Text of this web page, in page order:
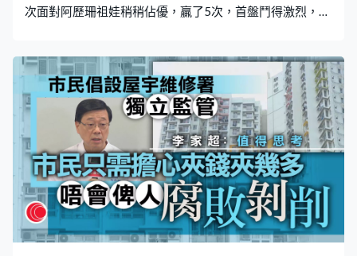
次面對阿歷珊祖娃稍稍佔優，贏了5次，首盤鬥得激烈，各
盤數。 月底展開的美網爭取三連霸，莎芭蓮卡希望催谷狀
態，不過要連續兩項賽事16強出局。決勝分第一發失誤已
響起警號，第二發亦開失，莎芭蓮卡輸4比6，盤數輸1比
2，晉級的阿歷珊祖娃8強鬥施維杜蓮娜。 淺紫衫、世界第
三的佩古拉16強止步，這位兩位冠軍面對排名17的絲奈
達，輸3比6後，第二盤失了3個發球局。佩古拉再輸3比
6，直落兩盤落敗，絲奈達會與施維雅迪爭入4強。 戴帽的
施維雅迪盤數2比1反勝高絲杜克，比分是3比6、6比1、6
比2。